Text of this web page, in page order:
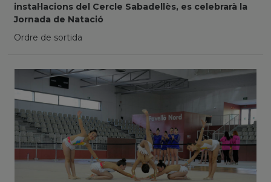
instal·lacions del Cercle Sabadellès, es celebrarà la
Jornada de Natació
Ordre de sortida